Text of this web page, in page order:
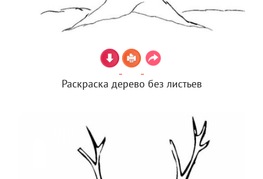
Раскраска дерево без листьев